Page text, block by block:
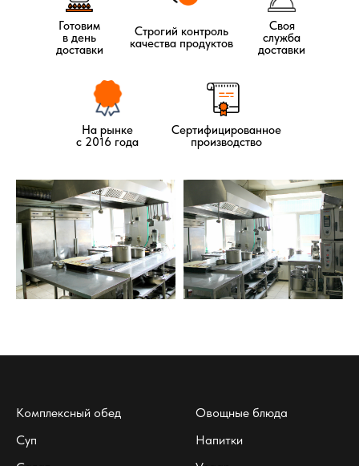
Готовим
в день
доставки
Строгий контроль
качества продуктов
Своя
служба
доставки
Сертифицированное
производство
На рынке
с 2016 года
Комплексный обед
Суп
Овощные блюда
Напитки